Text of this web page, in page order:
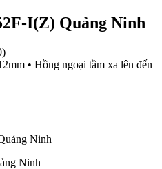
I(Z) Quảng Ninh
• Hồng ngoại tầm xa lên đến
Ninh